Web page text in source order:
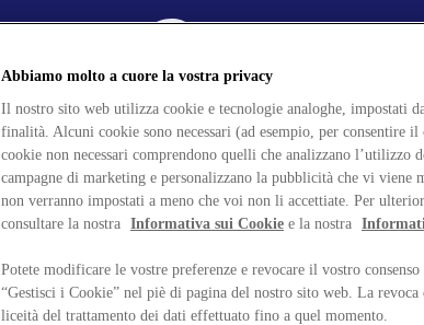
Abbiamo molto a cuore la vostra privacy
Il nostro sito web utilizza cookie e tecnologie analoghe, impostati
finalità. Alcuni cookie sono necessari (ad esempio, per consentire
cookie non necessari comprendono quelli che analizzano l’utilizzo
campagne di marketing e personalizzano la pubblicità che vi viene
non verranno impostati a meno che voi non li accettiate. Per
consultare la nostra Informativa sui Cookie e la nostra
Potete modificare le vostre preferenze e revocare il vostro
“Gestisci i Cookie” nel piè di pagina del nostro sito web. La revoca
liceità del trattamento dei dati effettuato fino a quel momento.